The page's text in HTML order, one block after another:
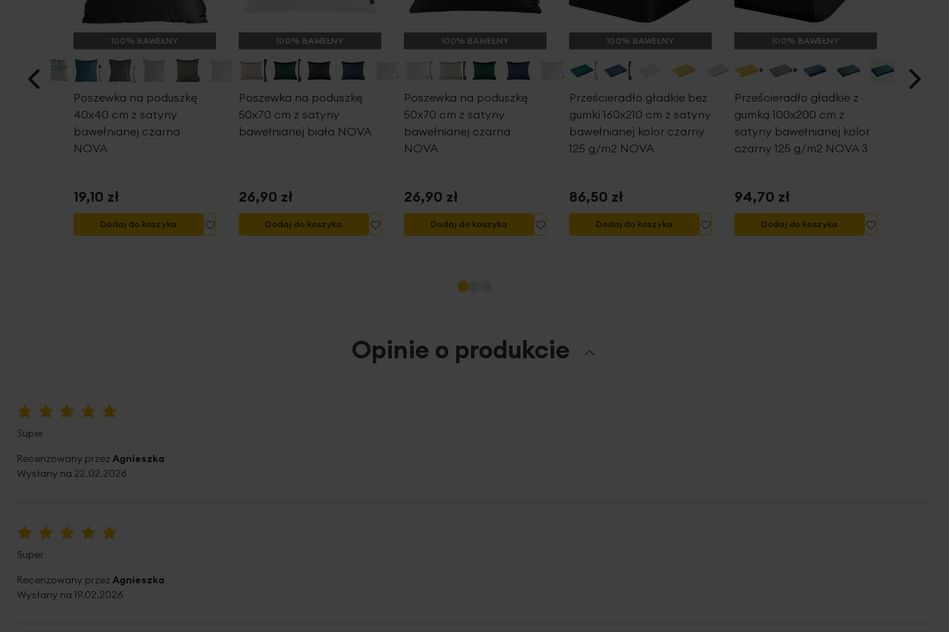
100% BAWEŁNY
Poszewka na poduszkę
40x40 cm z satyny
bawełnianej czarna
NOVA
19,10 zł
Dodaj do koszyka
do
100% BAWEŁNY
Poszewka na poduszkę
50x70 cm z satyny
bawełnianej biała NOVA
26,90 zł
Dodaj do koszyka
do
100% BAWEŁNY
Poszewka na poduszkę
50x70 cm z satyny
bawełnianej czarna
NOVA
26,90 zł
Dodaj do koszyka
do
100% BAWEŁNY
Prześcieradło gładkie bez
gumki 160x210 cm z satyny
bawełnianej kolor czarny
125 g/m2 NOVA
86,50 zł
Dodaj do koszyka
do
100% BAWEŁNY
Prześcieradło gładkie z
gumką 100x200 cm z
satyny bawełnianej kolor
czarny 125 g/m2 NOVA 3
94,70 zł
Dodaj do koszyka
do
Opinie o produkcie
Super
Recenzowany przezAgnieszka
Wysłany na 22.02.2026
Super
Recenzowany przezAgnieszka
Wysłany na 19.02.2026